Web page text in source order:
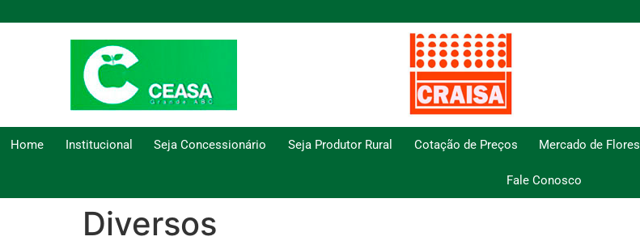
Home Institucional Seja Concessionário Seja Produtor Rural Cotação de Preços Mercado de Flores
Fale Conosco
Diversos